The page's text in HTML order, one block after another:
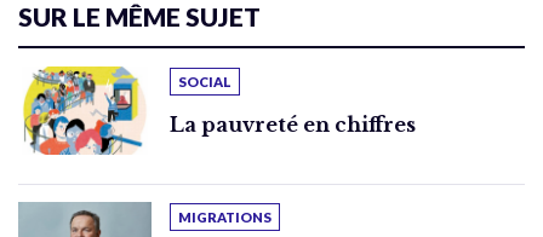
SUR LE MÊME SUJET
SOCIAL
La pauvreté en chiffres
MIGRATIONS